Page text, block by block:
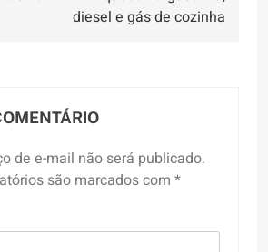
diesel e gás de cozinha
de e-mail não será publicado.
são marcados com *